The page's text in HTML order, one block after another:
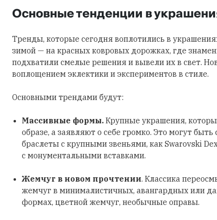
Основные тенденции в
Тренды, которые сегодня воплотились в
зимой — на красных ковровых дорожках, где
подхватили смелые решения и вывели их в свет.
воплощением эклектики и экспериментов в стиле.
Основными трендами будут:
Массивные формы. Крупные украшения,
образе, а заявляют о себе громко. Это могут быть
браслеты с крупными звеньями, как Swarovski
с монументальными вставками.
Жемчуг в новом прочтении. Классика
жемчуг в минималистичных, авангардных или
формах, цветной жемчуг, необычные оправы.